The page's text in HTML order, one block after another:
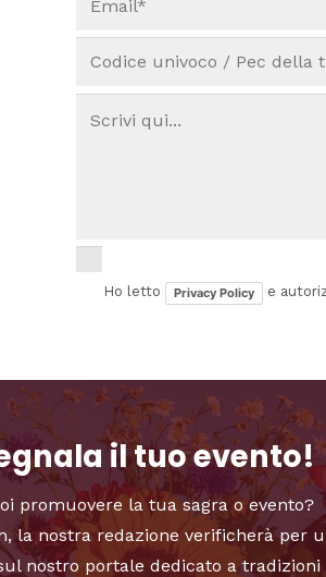
Ho letto Privacy Policy e
il tuo evento!
promuovere la tua sagra o evento?
la nostra redazione verificherà per
nostro portale dedicato a tradizioni